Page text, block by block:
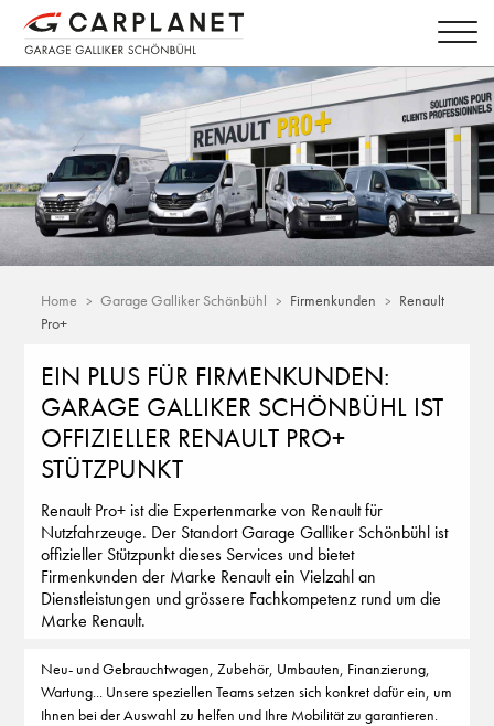
Home Garage Galliker Schönbühl Firmenkunden
Renault
Pro+
EIN PLUS FÜR FIRMENKUNDEN:
GARAGE GALLIKER SCHÖNBÜHL IST
OFFIZIELLER RENAULT PRO+
STÜTZPUNKT
Renault Pro+ ist die Expertenmarke von Renault für
Nutzfahrzeuge. Der Standort Garage Galliker Schönbühl ist
offizieller Stützpunkt dieses Services und bietet
Firmenkunden der Marke Renault ein Vielzahl an
Dienstleistungen und grössere Fachkompetenz rund um die
Marke Renault.
Neu- und Gebrauchtwagen, Zubehör, Umbauten, Finanzierung,
Wartung... Unsere speziellen Teams setzen sich konkret dafür ein, um
Ihnen bei der Auswahl zu helfen und Ihre Mobilität zu garantieren.